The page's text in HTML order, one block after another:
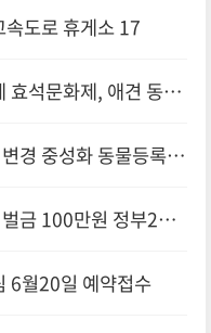
도로 휴게소 17
효석문화제, 애견 동반
경 중성화 동물등록
금 100만원 정부24
6월20일 예약접수